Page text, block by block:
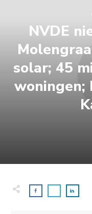
NVDE
solar; 45
woningen;